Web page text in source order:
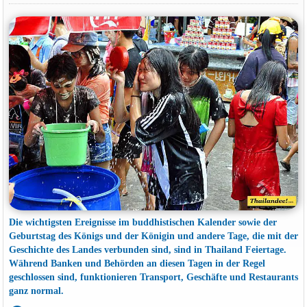
Die wichtigsten Ereignisse im buddhistischen Kalender sowie der
Geburtstag des Königs und der Königin und andere Tage, die mit der
Geschichte des Landes verbunden sind, sind in Thailand Feiertage.
Während Banken und Behörden an diesen Tagen in der Regel
geschlossen sind, funktionieren Transport, Geschäfte und Restaurants
ganz normal.